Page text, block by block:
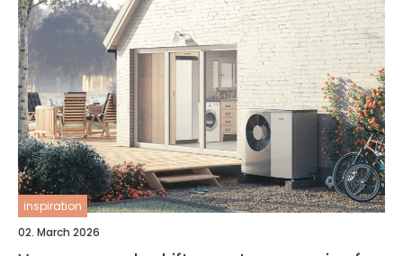
inspiration
02. March 2026